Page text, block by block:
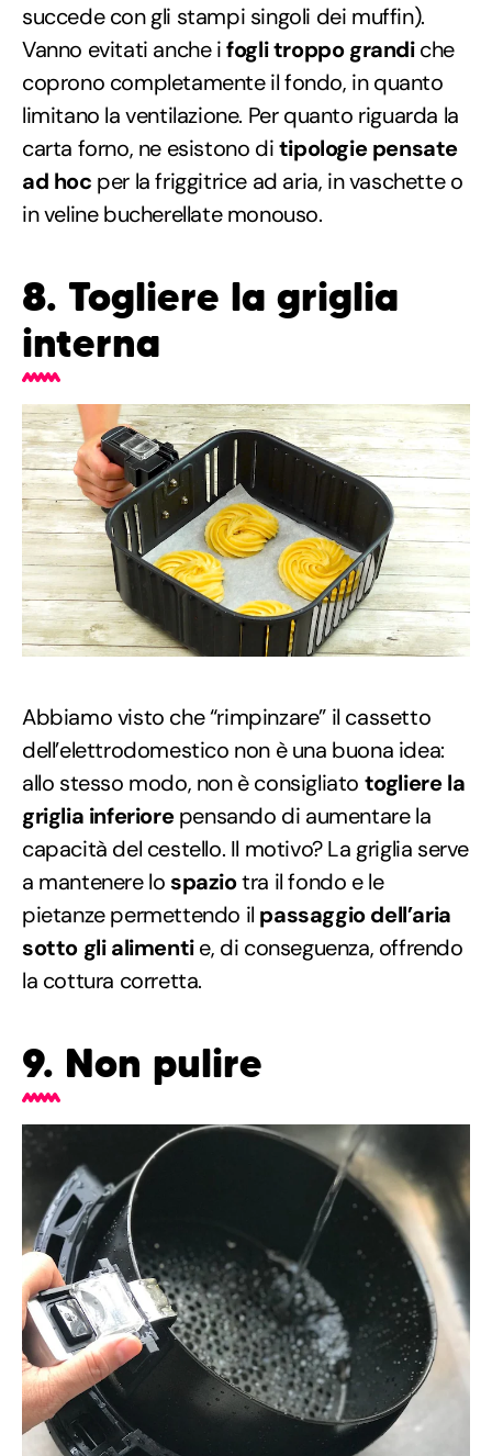
succede con gli stampi singoli dei muffin).
Vanno evitati anche ifogli troppo grandiche
coprono completamente il fondo, in quanto
limitano la ventilazione. Per quanto riguarda la
carta forno, ne esistono ditipologie pensate
ad hoc per la friggitrice ad aria, in vaschette o
in veline bucherellate monouso.
8. Togliere la griglia
interna
Abbiamo visto che “rimpinzare” il cassetto
dell’elettrodomestico non è una buona idea:
allo stesso modo, non è consigliato togliere la
griglia inferiorepensando di aumentare la
capacità del cestello. Il motivo? La griglia serve
a mantenere lo spaziotra il fondo e le
pietanze permettendo il passaggio dell’aria
sotto gli alimentie, di conseguenza, offrendo
la cottura corretta.
9. Non pulire